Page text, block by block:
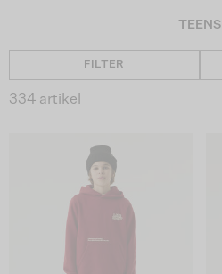
TEENS
FILTER
334 artikel